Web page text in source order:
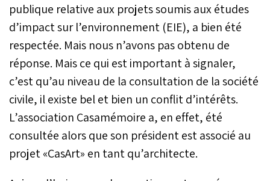
publique relative aux projets soumis aux études
d’impact sur l’environnement (EIE), a bien été
respectée. Mais nous n’avons pas obtenu de
réponse. Mais ce qui est important à signaler,
c’est qu’au niveau de la consultation de la société
civile, il existe bel et bien un conflit d’intérêts.
L’association Casamémoire a, en effet, été
consultée alors que son président est associé au
projet «CasArt» en tant qu’architecte.